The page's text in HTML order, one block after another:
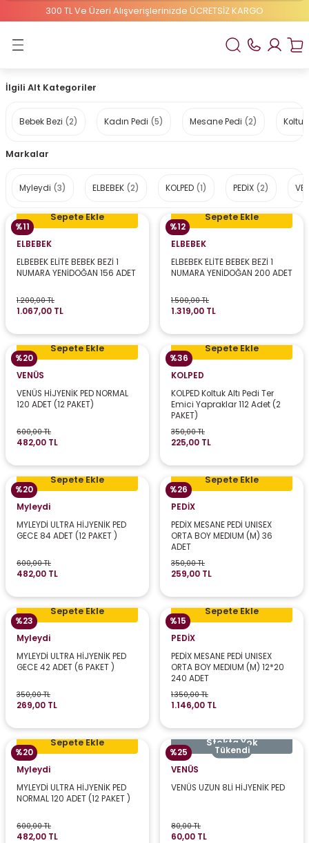
300 TL Ve Üzeri Alışverişlerinizde ÜCRETSİZ KARGO
Geri Dön
ELBEBEK ELİTE
2 Numaralı Bebek Bezi
İlgili Alt Kategoriler
Bebek Bezi (2) Kadın Pedi (5) Mesane Pedi (2)
Markalar
Myleydi (3) ELBEBEK (2) KOLPED (1) PEDİX (2)
Sepete Ekle
ELBEBEK
ELBEBEK ELİTE BEBEK BEZİ 1
NUMARA YENİDOĞAN 156 ADET
1.200,00 TL
1.067,00 TL
%11
Sepete Ekle
ELBEBEK
ELBEBEK ELİTE BEBEK BEZİ 1
NUMARA YENİDOĞAN 200 ADET
1.500,00 TL
1.319,00 TL
%12
Sepete Ekle
VENÜS
VENÜS HİJYENİK PED NORMAL
120 ADET (12 PAKET)
600,00 TL
482,00 TL
%20
Sepete Ekle
KOLPED
KOLPED Koltuk Altı Pedi Ter
Emici Yapraklar 112 Adet (2
PAKET)
350,00 TL
225,00 TL
%36
Sepete Ekle
Myleydi
MYLEYDİ ULTRA HİJYENİK PED
GECE 84 ADET (12 PAKET )
600,00 TL
482,00 TL
%20
Sepete Ekle
PEDİX
PEDİX MESANE PEDİ UNISEX
ORTA BOY MEDIUM (M) 36
ADET
350,00 TL
259,00 TL
%26
Sepete Ekle
Myleydi
MYLEYDİ ULTRA HİJYENİK PED
GECE 42 ADET (6 PAKET )
350,00 TL
269,00 TL
%23
Sepete Ekle
PEDİX
PEDİX MESANE PEDİ UNISEX
ORTA BOY MEDIUM (M) 12*20
240 ADET
1.350,00 TL
1.146,00 TL
%15
Sepete Ekle
Myleydi
MYLEYDİ ULTRA HİJYENİK PED
NORMAL 120 ADET (12 PAKET )
600,00 TL
482,00 TL
%20
Stokta Yok
Tükendi
VENÜS
VENÜS UZUN 8Lİ HİJYENİK PED
80,00 TL
60,00 TL
%25